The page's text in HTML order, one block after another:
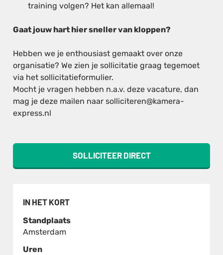
training volgen? Het kan allemaal!
Gaat jouw hart hier sneller van kloppen?
Hebben we je enthousiast gemaakt over onze
organisatie? We zien je sollicitatie graag tegemoet
via het sollicitatieformulier.
Mocht je vragen hebben n.a.v. deze vacature, dan
mag je deze mailen naar solliciteren@kamera-
express.nl
SOLLICITEER DIRECT
IN HET KORT
Standplaats
Amsterdam
Uren